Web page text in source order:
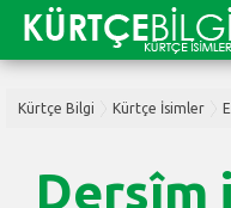
Kürtçe Bilgi Kürtçe İsimler
Dersîm